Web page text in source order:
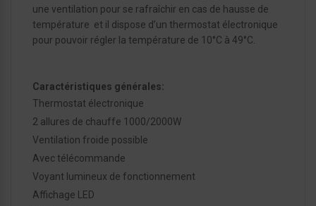
une ventilation pour se rafraîchir en cas de hausse de
température et il dispose d’un thermostat électronique
pour pouvoir régler la température de 10°C à 49°C.
Caractéristiques générales:
Thermostat électronique
2 allures de chauffe 1000/2000W
Ventilation froide possible
Avec télécommande
Voyant lumineux de fonctionnement
Affichage LED